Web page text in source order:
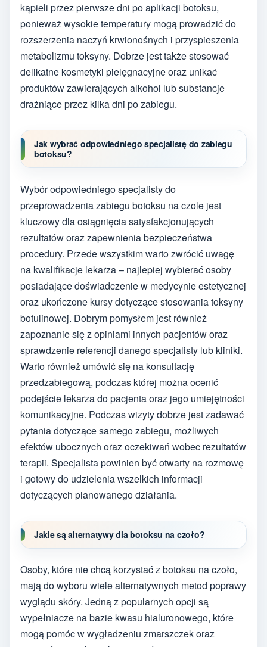
kąpieli przez pierwsze dni po aplikacji botoksu,
ponieważ wysokie temperatury mogą prowadzić do
rozszerzenia naczyń krwionośnych i przyspieszenia
metabolizmu toksyny. Dobrze jest także stosować
delikatne kosmetyki pielęgnacyjne oraz unikać
produktów zawierających alkohol lub substancje
drażniące przez kilka dni po zabiegu.
Jak wybrać odpowiedniego specjalistę do zabiegu
botoksu?
Wybór odpowiedniego specjalisty do
przeprowadzenia zabiegu botoksu na czole jest
kluczowy dla osiągnięcia satysfakcjonujących
rezultatów oraz zapewnienia bezpieczeństwa
procedury. Przede wszystkim warto zwrócić uwagę
na kwalifikacje lekarza – najlepiej wybierać osoby
posiadające doświadczenie w medycynie estetycznej
oraz ukończone kursy dotyczące stosowania toksyny
botulinowej. Dobrym pomysłem jest również
zapoznanie się z opiniami innych pacjentów oraz
sprawdzenie referencji danego specjalisty lub kliniki.
Warto również umówić się na konsultację
przedzabiegową, podczas której można ocenić
podejście lekarza do pacjenta oraz jego umiejętności
komunikacyjne. Podczas wizyty dobrze jest zadawać
pytania dotyczące samego zabiegu, możliwych
efektów ubocznych oraz oczekiwań wobec rezultatów
terapii. Specjalista powinien być otwarty na rozmowę
i gotowy do udzielenia wszelkich informacji
dotyczących planowanego działania.
Jakie są alternatywy dla botoksu na czoło?
Osoby, które nie chcą korzystać z botoksu na czoło,
mają do wyboru wiele alternatywnych metod poprawy
wyglądu skóry. Jedną z popularnych opcji są
wypełniacze na bazie kwasu hialuronowego, które
mogą pomóc w wygładzeniu zmarszczek oraz